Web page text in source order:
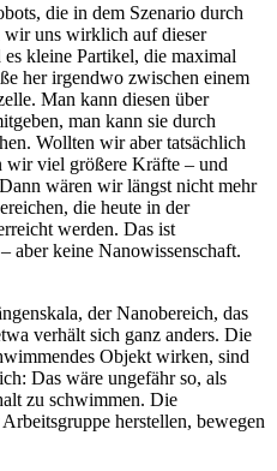
die in dem Szenario durch
uns wirklich auf dieser
kleine Partikel, die maximal
her irgendwo zwischen einem
Man kann diesen über
man kann sie durch
Wollten wir aber tatsächlich
wir viel größere Kräfte – und
wären wir längst nicht mehr
die heute in der
werden. Das ist
aber keine Nanowissenschaft.
der Nanobereich, das
verhält sich ganz anders. Die
Objekt wirken, sind
Das wäre ungefähr so, als
zu schwimmen. Die
herstellen, bewegen